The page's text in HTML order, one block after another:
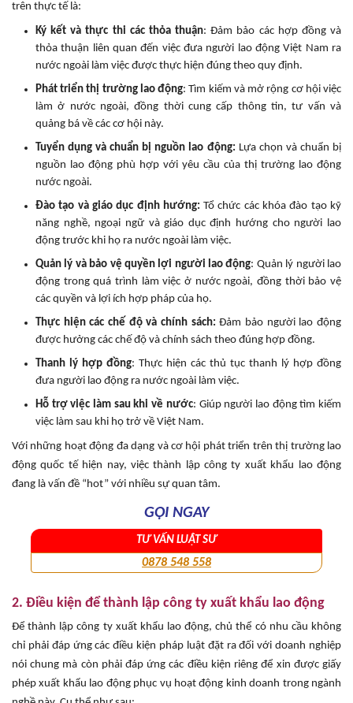
trên thực tế là:
Ký kết và thực thi các thỏa thuận: Đảm bảo các hợp đồng và
thỏa thuận liên quan đến việc đưa người lao động Việt Nam ra
nước ngoài làm việc được thực hiện đúng theo quy định.
Phát triển thị trường lao động: Tìm kiếm và mở rộng cơ hội việc
làm ở nước ngoài, đồng thời cung cấp thông tin, tư vấn và
quảng bá về các cơ hội này.
Tuyển dụng và chuẩn bị nguồn lao động: Lựa chọn và chuẩn bị
nguồn lao động phù hợp với yêu cầu của thị trường lao động
nước ngoài.
Đào tạo và giáo dục định hướng: Tổ chức các khóa đào tạo kỹ
năng nghề, ngoại ngữ và giáo dục định hướng cho người lao
động trước khi họ ra nước ngoài làm việc.
Quản lý và bảo vệ quyền lợi người lao động: Quản lý người lao
động trong quá trình làm việc ở nước ngoài, đồng thời bảo vệ
các quyền và lợi ích hợp pháp của họ.
Thực hiện các chế độ và chính sách: Đảm bảo người lao động
được hưởng các chế độ và chính sách theo đúng hợp đồng.
Thanh lý hợp đồng: Thực hiện các thủ tục thanh lý hợp đồng
đưa người lao động ra nước ngoài làm việc.
Hỗ trợ việc làm sau khi về nước: Giúp người lao động tìm kiếm
việc làm sau khi họ trở về Việt Nam.
Với những hoạt động đa dạng và cơ hội phát triển trên thị trường lao
động quốc tế hiện nay, việc thành lập công ty xuất khẩu lao động
đang là vấn đề “hot” với nhiều sự quan tâm.
GỌI NGAY
TƯ VẤN LUẬT SƯ
0878 548 558
2. Điều kiện để thành lập công ty xuất khẩu lao động
Để thành lập công ty xuất khẩu lao động, chủ thể có nhu cầu không
chỉ phải đáp ứng các điều kiện pháp luật đặt ra đối với doanh nghiệp
nói chung mà còn phải đáp ứng các điều kiện riêng để xin được giấy
phép xuất khẩu lao động phục vụ hoạt động kinh doanh trong ngành